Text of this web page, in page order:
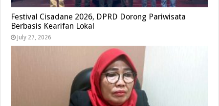
Festival Cisadane 2026, DPRD Dorong Pariwisata
Berbasis Kearifan Lokal
July 27, 2026